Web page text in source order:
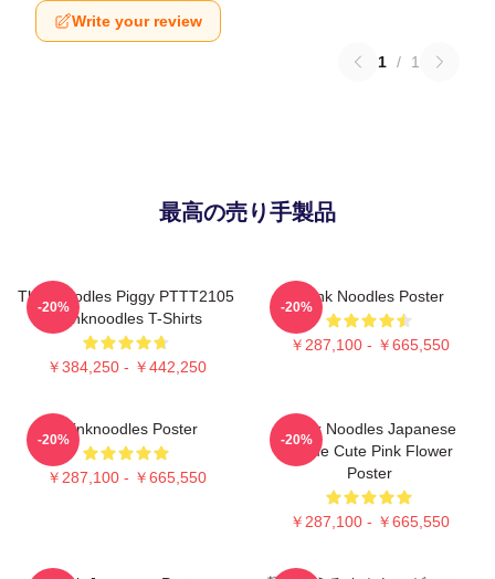
Write your review
1 / 1
最高の売り手製品
Thinknoodles Piggy PTTT2105
Thinknoodles T-Shirts
￥384,250 - ￥442,250
-20%
Think Noodles Poster
￥287,100 - ￥665,550
-20%
Thinknoodles Poster
￥287,100 - ￥665,550
-20%
Think Noodles Japanese
Anime Cute Pink Flower
Poster
￥287,100 - ￥665,550
-20%